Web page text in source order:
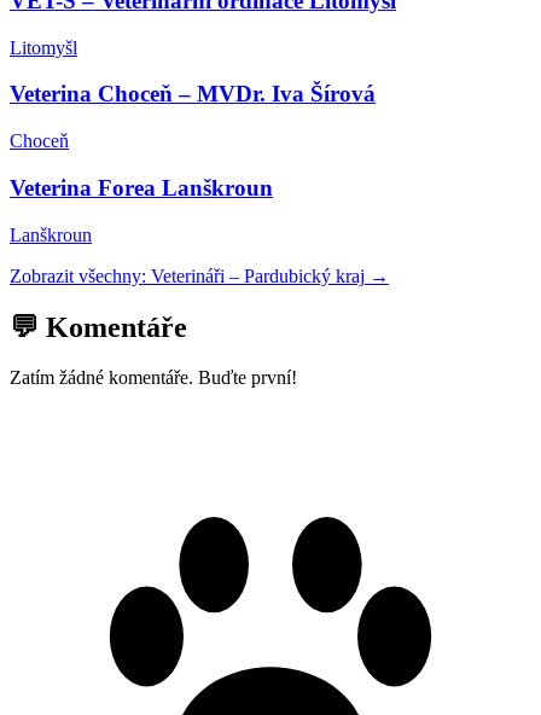
Litomyšl
Veterina Choceň – MVDr. Iva Šírová
Choceň
Veterina Forea Lanškroun
Lanškroun
Zobrazit všechny: Veterináři – Pardubický kraj →
💬 Komentáře
Zatím žádné komentáře. Buďte první!